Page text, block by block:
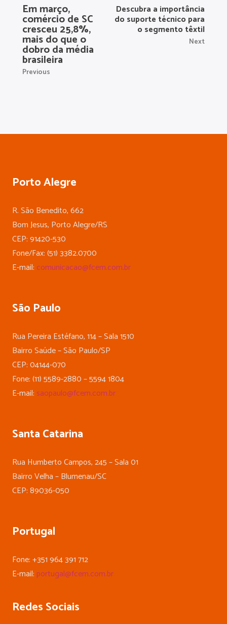
Em março,
comércio de SC
cresceu 25,8%,
mais do que o
dobro da média
brasileira
Previous
Descubra a importância
do suporte técnico para
o segmento têxtil
Next
Porto Alegre
R. São Benedito, 662
Bom Jesus, Porto Alegre/RS
CEP: 91420-530
Fone/Fax: (51) 3382.0700
E-mail: comunicacao@fcem.com.br
São Paulo
Rua Pereira Estéfano, 114 – Sala 1510
Bairro Saúde – São Paulo/SP
CEP: 04144-070
Fone: (11) 5589-2880 – 5594 1804
E-mail: saopaulo@fcem.com.br
Santa Catarina
Rua Humberto Campos, 245 – Sala 01
Bairro Velha – Blumenau/SC
CEP: 89036-050
Portugal
Fone: +351 964 391 712
E-mail: portugal@fcem.com.br
Redes Sociais